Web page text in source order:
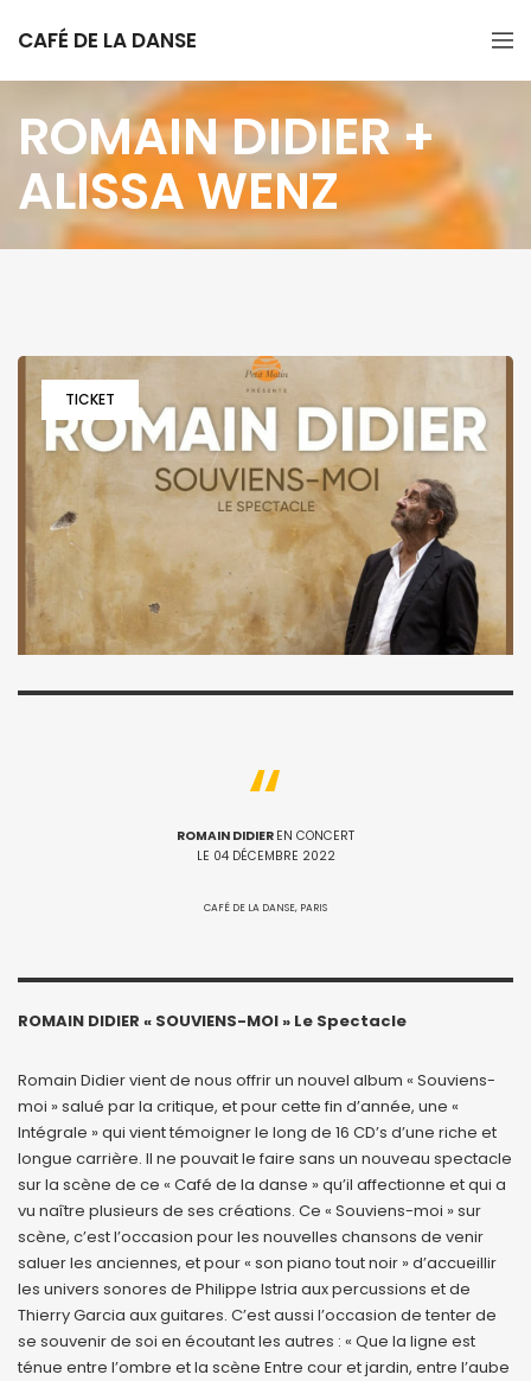
CAFÉ DE LA DANSE
ROMAIN DIDIER +
ALISSA WENZ
TICKET
ROMAIN DIDIER EN CONCERT
LE 04 DÉCEMBRE 2022
CAFÉ DE LA DANSE, PARIS
ROMAIN DIDIER « SOUVIENS-MOI » Le Spectacle
Romain Didier vient de nous offrir un nouvel album « Souviens-
moi » salué par la critique, et pour cette fin d’année, une «
Intégrale » qui vient témoigner le long de 16 CD’s d’une riche et
longue carrière. Il ne pouvait le faire sans un nouveau spectacle
sur la scène de ce « Café de la danse » qu’il affectionne et qui a
vu naître plusieurs de ses créations. Ce « Souviens-moi » sur
scène, c’est l’occasion pour les nouvelles chansons de venir
saluer les anciennes, et pour « son piano tout noir » d’accueillir
les univers sonores de Philippe Istria aux percussions et de
Thierry Garcia aux guitares. C’est aussi l’occasion de tenter de
se souvenir de soi en écoutant les autres : « Que la ligne est
ténue entre l’ombre et la scène Entre cour et jardin, entre l’aube